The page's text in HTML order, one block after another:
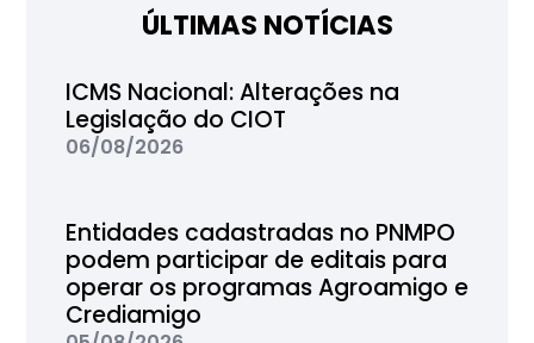
ÚLTIMAS NOTÍCIAS
ICMS Nacional: Alterações na
Legislação do CIOT
06/08/2026
Entidades cadastradas no PNMPO
podem participar de editais para
operar os programas Agroamigo e
Crediamigo